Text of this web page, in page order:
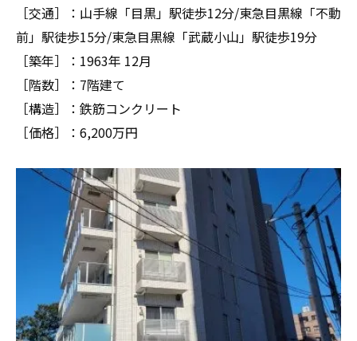
［交通］：山手線「目黒」駅徒歩12分/東急目黒線「不動
前」駅徒歩15分/東急目黒線「武蔵小山」駅徒歩19分
［築年］：1963年 12月
［階数］：7階建て
［構造］：鉄筋コンクリート
［価格］：6,200万円